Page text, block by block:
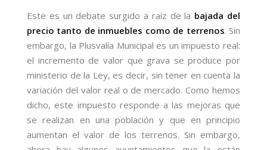
Este es un debate surgido a raíz de la bajada del
precio tanto de inmuebles como de terrenos. Sin
embargo, la Plusvalía Municipal es un impuesto real:
el incremento de valor que grava se produce por
ministerio de la Ley, es decir, sin tener en cuenta la
variación del valor real o de mercado. Como hemos
dicho, este impuesto responde a las mejoras que
se realizan en una población y que en principio
aumentan el valor de los terrenos. Sin embargo,